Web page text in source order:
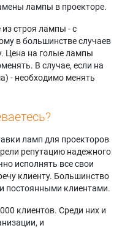
лампы в проекторе.
строя лампы - с
в большинстве случаев
Цена на голые лампы
В случае, если на
- необходимо менять
ламп для проекторов
репутацию надежного
исполнять все свои
клиенту. Большинство
постоянными клиентами.
клиентов. Среди них и
и